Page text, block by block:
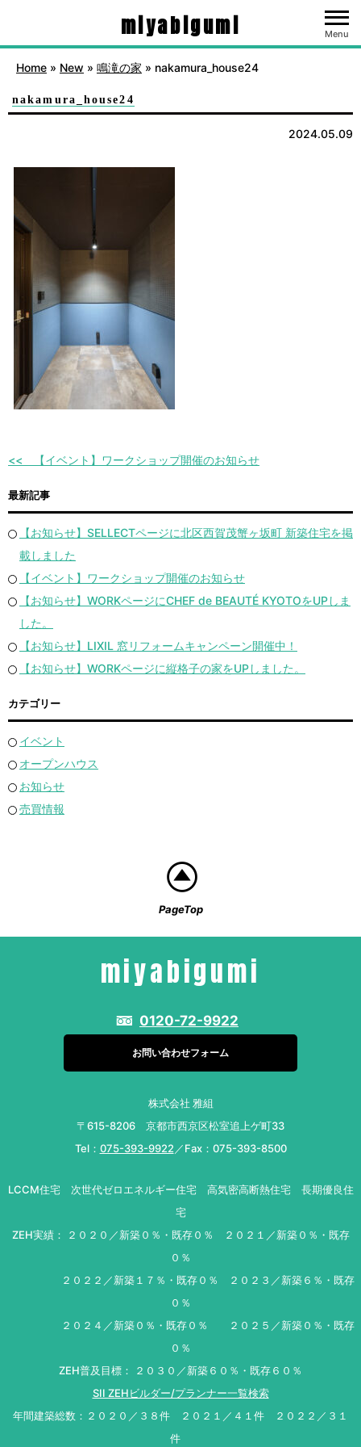
miyabigumi Menu
Home » New » 鳴滝の家 » nakamura_house24
nakamura_house24
2024.05.09
【イベント】ワークショップ開催のお知らせ
最新記事
【お知らせ】SELLECTページに北区西賀茂蟹ヶ坂町 新築住宅を掲
載しました
【イベント】ワークショップ開催のお知らせ
【お知らせ】WORKページにCHEF de BEAUTÉ KYOTOをUPしま
した。
【お知らせ】LIXIL 窓リフォームキャンペーン開催中！
【お知らせ】WORKページに縦格子の家をUPしました。
カテゴリー
イベント
オープンハウス
お知らせ
売買情報
PageTop
miyabigumi
0120-72-9922
お問い合わせフォーム
株式会社 雅組
〒615-8206 京都市西京区松室追上ゲ町33
Tel： 075-393-9922 ／Fax：075-393-8500
LCCM住宅 次世代ゼロエネルギー住宅 高気密高断熱住宅 長期優良住
宅
ZEH実績： ２０２０／新築０％・既存０％ ２０２１／新築０％・既存
０％
２０２２／新築１７％・既存０％ ２０２３／新築６％・既存
０％
２０２４／新築０％・既存０％ ２０２５／新築０％・既存
０％
ZEH普及目標： ２０３０／新築６０％・既存６０％
SII ZEHビルダー/プランナー一覧検索
年間建築総数：２０２０／３８件 ２０２１／４１件 ２０２２／３１
件